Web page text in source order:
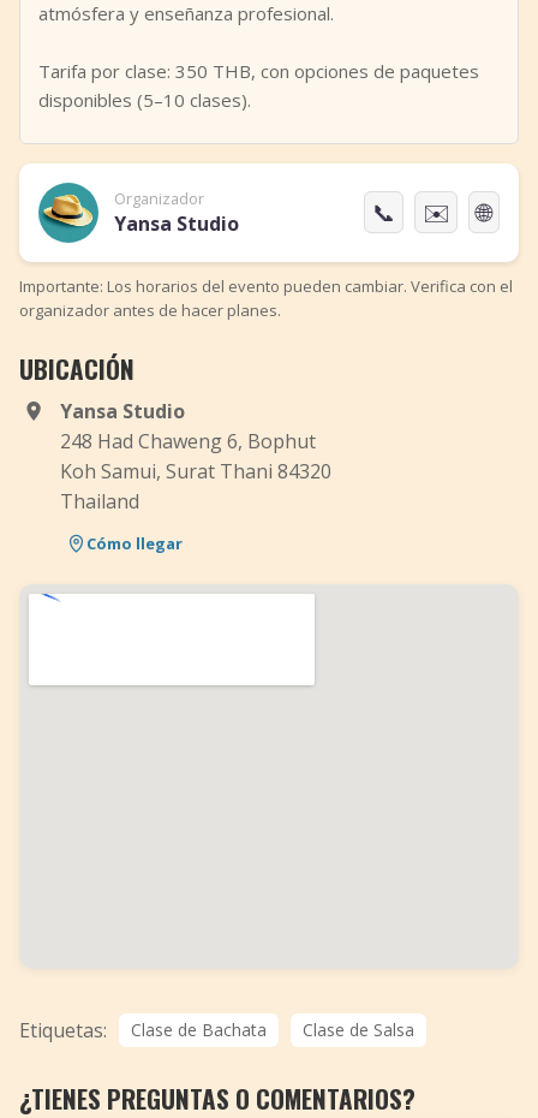
atmósfera y enseñanza profesional.
Tarifa por clase: 350 THB, con opciones de paquetes
disponibles (5–10 clases).
Organizador
Yansa Studio 📞 ✉️ 🌐
Importante: Los horarios del evento pueden cambiar. Verifica con el
organizador antes de hacer planes.
UBICACIÓN
Yansa Studio
248 Had Chaweng 6, Bophut
Koh Samui, Surat Thani 84320
Thailand
Cómo llegar
Etiquetas: Clase de Bachata Clase de Salsa
¿TIENES PREGUNTAS O COMENTARIOS?